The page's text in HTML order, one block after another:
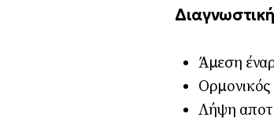
Άμεση
Λήψη